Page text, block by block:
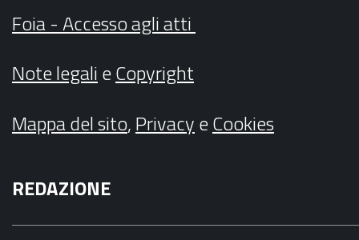
Foia - Accesso agli atti
Note legalieCopyright
Mappa del sito,PrivacyeCookies
REDAZIONE